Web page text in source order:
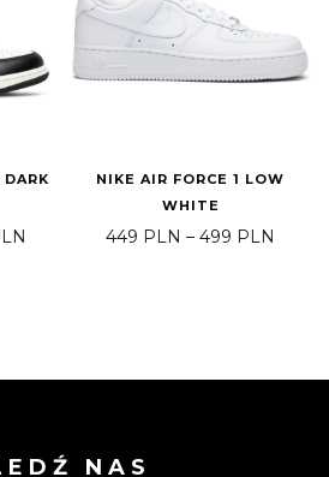
Zakres cen: od 2.599 PLN do 2.999
NIKE AIR FORCE 1 LOW
WHITE
449 PLN – 499 PLN
NAS